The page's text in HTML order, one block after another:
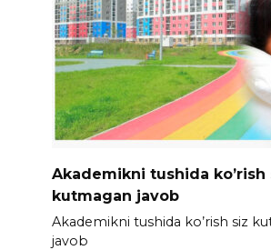
Akademikni tushida ko’rish
kutmagan javob
Akademikni tushida ko’rish siz
javob